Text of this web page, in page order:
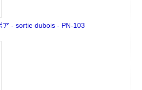
ア - sortie dubois - PN-103